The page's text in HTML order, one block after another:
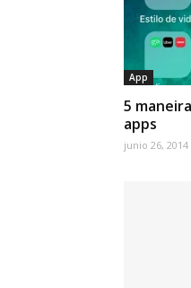
App
5
apps
junio 26, 2014